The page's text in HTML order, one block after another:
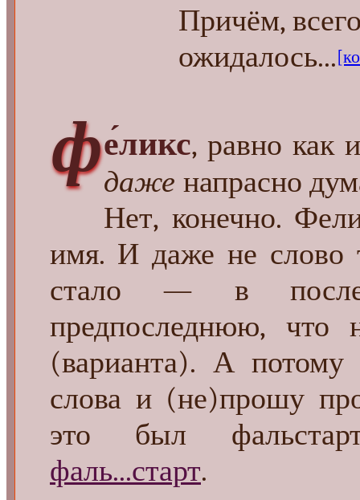
Причём,
ожидалось...
фе́ликс, равно как
даже напрасно
Нет, конечно.
имя. И даже не слово
стало — в
предпоследнюю,
(варианта). А потому
слова и (не)прошу
это был
фаль...старт.